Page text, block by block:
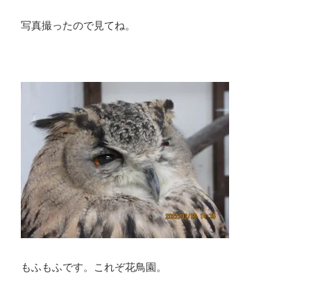
写真撮ったので見てね。
もふもふです。これぞ花鳥園。